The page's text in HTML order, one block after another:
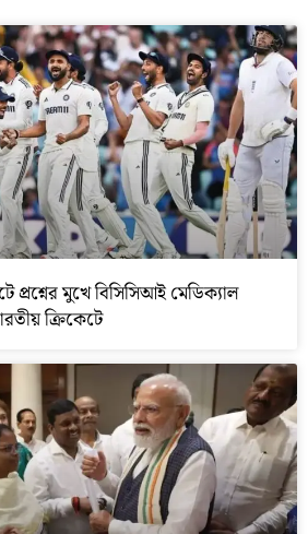
প্রশ্নের মুখে বিসিসিআই মেডিক্যাল
ক্রিকেটে